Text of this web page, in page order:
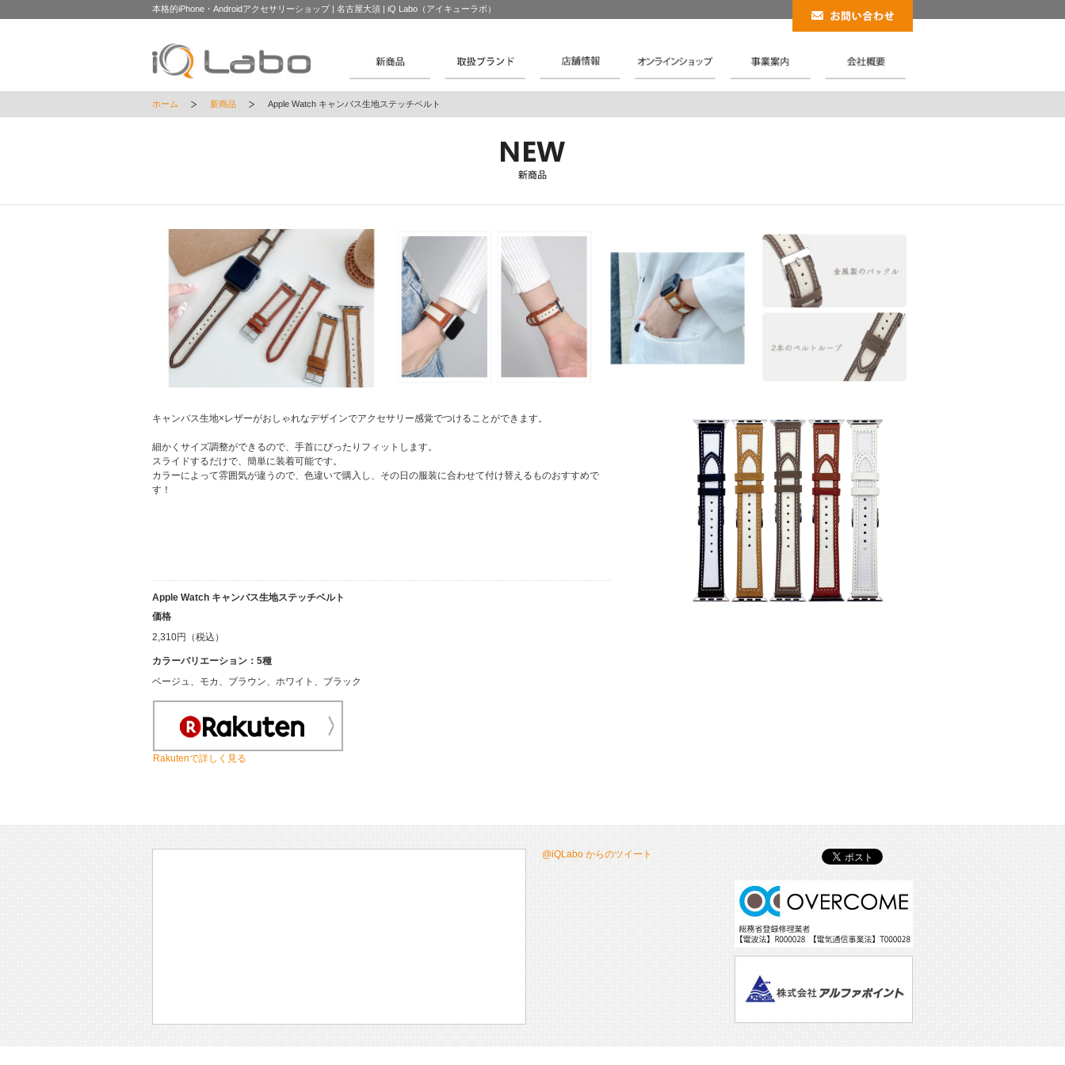
本格的iPhone・Androidアクセサリーショップ | 名古屋大須 | iQ Labo（アイキューラボ）
ホーム 新商品 Apple Watch キャンバス生地ステッチベルト
キャンバス生地×レザーがおしゃれなデザインでアクセサリー感覚でつけることができます。
細かくサイズ調整ができるので、手首にぴったりフィットします。
スライドするだけで、簡単に装着可能です。
カラーによって雰囲気が違うので、色違いで購入し、その日の服装に合わせて付け替えるものおすすめで
す！
Apple Watch キャンバス生地ステッチベルト
価格
2,310円（税込）
カラーバリエーション：5種
ベージュ、モカ、ブラウン、ホワイト、ブラック
Rakutenで詳しく見る
@iQLabo からのツイート